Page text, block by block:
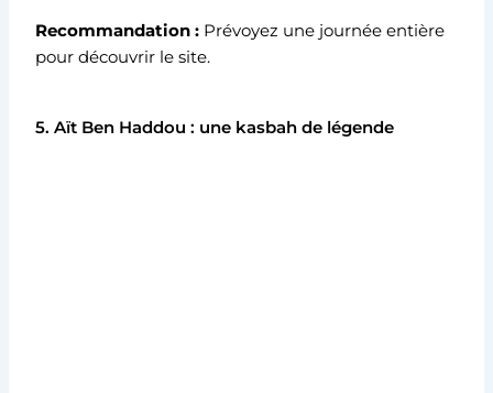
Recommandation : Prévoyez une journée entière
pour découvrir le site.
5. Aït Ben Haddou : une kasbah de légende